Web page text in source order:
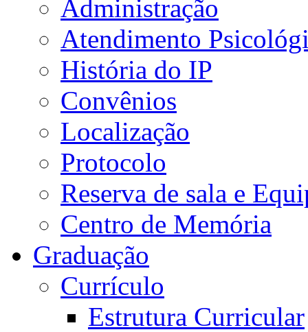
Administração
Atendimento
História do IP
Convênios
Localização
Protocolo
Reserva de sala e
Centro de Memória
Graduação
Currículo
Estrutura Curricular